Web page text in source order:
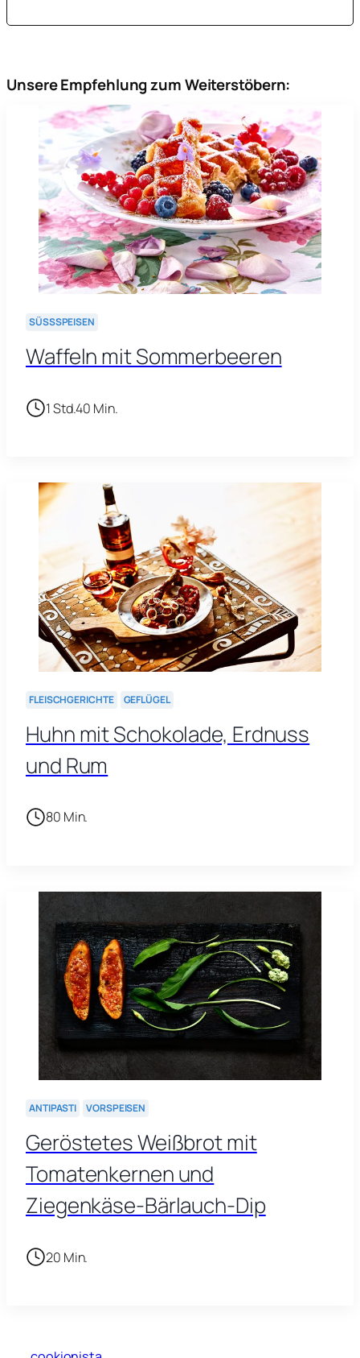
Unsere Empfehlung zum Weiterstöbern:
SÜSSSPEISEN
Waffeln mit Sommerbeeren
1 Std.40 Min.
FLEISCHGERICHTE GEFLÜGEL
Huhn mit Schokolade, Erdnuss
und Rum
80 Min.
ANTIPASTI VORSPEISEN
Geröstetes Weißbrot mit
Tomatenkernen und
Ziegenkäse-Bärlauch-Dip
20 Min.